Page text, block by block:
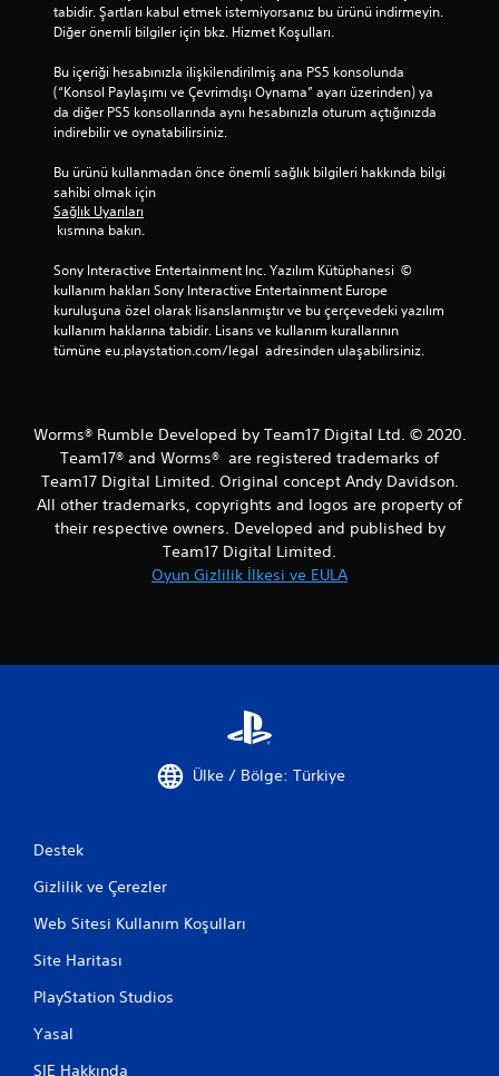
tabidir. Şartları kabul etmek istemiyorsanız bu ürünü indirmeyin.
Diğer önemli bilgiler için bkz. Hizmet Koşulları.
Bu içeriği hesabınızla ilişkilendirilmiş ana PS5 konsolunda
(“Konsol Paylaşımı ve Çevrimdışı Oynama” ayarı üzerinden) ya
da diğer PS5 konsollarında aynı hesabınızla oturum açtığınızda
indirebilir ve oynatabilirsiniz.
Bu ürünü kullanmadan önce önemli sağlık bilgileri hakkında bilgi
sahibi olmak için
Sağlık Uyarıları
kısmına bakın.
Sony Interactive Entertainment Inc. Yazılım Kütüphanesi  ©
kullanım hakları Sony Interactive Entertainment Europe
kuruluşuna özel olarak lisanslanmıştır ve bu çerçevedeki yazılım
kullanım haklarına tabidir. Lisans ve kullanım kurallarının
tümüne eu.playstation.com/legal  adresinden ulaşabilirsiniz.
Worms® Rumble Developed by Team17 Digital Ltd. © 2020.
Team17® and Worms® are registered trademarks of
Team17 Digital Limited. Original concept Andy Davidson.
All other trademarks, copyrights and logos are property of
their respective owners. Developed and published by
Team17 Digital Limited.
Oyun Gizlilik İlkesi ve EULA
Ülke / Bölge: Türkiye
Destek
Gizlilik ve Çerezler
Web Sitesi Kullanım Koşulları
Site Haritası
PlayStation Studios
Yasal
SIE Hakkında